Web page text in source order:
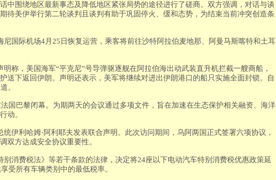
中围绕地区最新事态及降低地区紧张局势的途径进行了磋商。双方强调，对话与谈
待美伊举行第二轮谈判且谈判有助于巩固停火、缓和态势，为结束当前冲突创造条
国际机场4月25日恢复运营，乘客将前往沙特阿拉伯麦地那、阿曼马斯喀特和土耳
称，美国海军“平克尼”号导弹驱逐舰在阿拉伯海出动武装直升机拦截一艘商船，
送下返回伊朗。声明还表示，美军将继续对进出伊朗港口的船只实施全面封锁。自
。
国巴黎闭幕。为期两天的会议通过多项文件，旨在加速在生态保护相关融资、海洋
动。
伊利哈姆·阿利耶夫发表联合声明。此次访问期间，乌阿两国正式签署六项协议，
双方达成安全协议重要性。
消费税法》等若干条款的法律，决定将24座以下电动汽车特别消费税优惠政策延
受所有车辆类别中的最低税率。